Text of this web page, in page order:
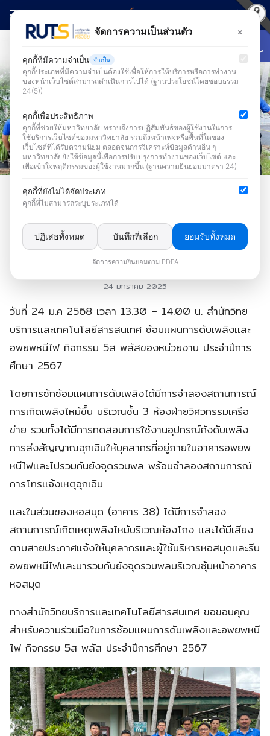
Skip
content
Search
สำนักวิทยบริการฯ ซ้อมเเผนการดับ
เพลิงเเละอพยพหนีไฟ กิจกรรม 5ส
พลัส ประจำปีการศึกษา 2567
24 มกราคม 2025
วันที่ 24 ม.ค 2568 เวลา 13.30 – 14.00 น. สำนักวิทย
บริการเเละเทคโนโลยีสารสนเทศ ซ้อมเเผนการดับเพลิงเเละ
อพยพหนีไฟ กิจกรรม 5ส พลัสของหน่วยงาน ประจำปีการ
ศึกษา 2567
โดยการซักซ้อมเเผนการดับเพลิงได้มีการจำลองสถานการณ์
การเกิดเพลิงไหม้ขึ้น บริเวณชั้น 3 ห้องฝ่ายวิศวกรรมเครือ
ข่าย รวมทั้งได้มีการทดสอบการใช้งานอุปกรณ์ถังดับเพลิง
การส่งสัญญาณฉุกเฉินให้บุคลากรที่อยู่ภายในอาคารอพยพ
หนีไฟเเละไปรวมกันยังจุดรวมพล พร้อมจำลองสถานการณ์
การโทรเเจ้งเหตุฉุกเฉิน
เเละในส่วนของหอสมุด (อาคาร 38) ได้มีการจำลอง
สถานการณ์เกิดเหตุเพลิงไหม้บริเวณห้องโถง เเละได้มีเสียง
ตามสายประกาศเเจ้งให้บุคลากรเเละผู้ใช้บริหารหอสมุดเเละรีบ
อพยพหนีไฟเเละมารวมกันยังจุดรวมพลบริเวณซุ้มหน้าอาคาร
หอสมุด
ทางสำนักวิทยบริการเเละเทคโนโลยีสารสนเทศ ขอขอบคุณ
สำหรับความร่วมมือในการซ้อมเเผนการดับเพลิงเเละอพยพหนี
ไฟ กิจกรรม 5ส พลัส ประจำปีการศึกษา 2567
จัดการความเป็นส่วนตัว ×
คุกกี้ที่มีความจำเป็น จำเป็น
คุกกี้ประเภทที่มีความจำเป็นต้องใช้เพื่อให้การให้บริการหรือการทำงาน
ของหน้าเว็บไซต์สามารถดำเนินการไปได้ (ฐานประโยชน์โดยชอบธรรม
24(5))
คุกกี้เพื่อประสิทธิภาพ
คุกกี้ที่ช่วยให้มหาวิทยาลัย ทราบถึงการปฏิสัมพันธ์ของผู้ใช้งานในการ
ใช้บริการเว็บไซต์ของมหาวิทยาลัย รวมถึงหน้าเพจหรือพื้นที่ใดของ
เว็บไซต์ที่ได้รับความนิยม ตลอดจนการวิเคราะห์ข้อมูลด้านอื่น ๆ
มหาวิทยาลัยยังใช้ข้อมูลนี้เพื่อการปรับปรุงการทำงานของเว็บไซต์ และ
เพื่อเข้าใจพฤติกรรมของผู้ใช้งานมากขึ้น (ฐานความยินยอมมาตรา 24)
คุกกี้ที่ยังไม่ได้จัดประเภท
คุกกี้ที่ไม่สามารถระบุประเภทได้
ปฏิเสธทั้งหมด บันทึกที่เลือก ยอมรับทั้งหมด
จัดการความยินยอมตาม PDPA